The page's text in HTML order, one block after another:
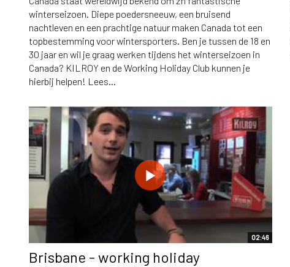
winterseizoen. Diepe poedersneeuw, een bruisend
nachtleven en een prachtige natuur maken Canada tot een
topbestemming voor wintersporters. Ben je tussen de 18 en
30 jaar en wil je graag werken tijdens het winterseizoen in
Canada? KILROY en de Working Holiday Club kunnen je
hierbij helpen! Lees...
02:46
Brisbane - working holiday